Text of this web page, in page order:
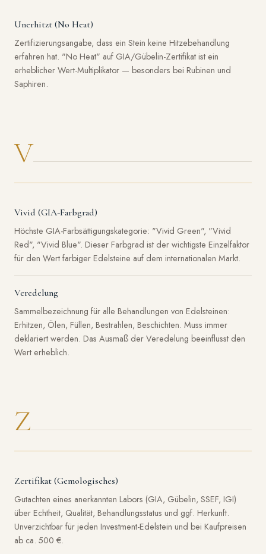
Unerhitzt (No Heat)
Zertifizierungsangabe, dass ein Stein keine Hitzebehandlung
erfahren hat. "No Heat" auf GIA/Gübelin-Zertifikat ist ein
erheblicher Wert-Multiplikator — besonders bei Rubinen und
Saphiren.
V
Vivid (GIA-Farbgrad)
Höchste GIA-Farbsättigungskategorie: "Vivid Green", "Vivid
Red", "Vivid Blue". Dieser Farbgrad ist der wichtigste Einzelfaktor
für den Wert farbiger Edelsteine auf dem internationalen Markt.
Veredelung
Sammelbezeichnung für alle Behandlungen von Edelsteinen:
Erhitzen, Ölen, Füllen, Bestrahlen, Beschichten. Muss immer
deklariert werden. Das Ausmaß der Veredelung beeinflusst den
Wert erheblich.
Z
Zertifikat (Gemologisches)
Gutachten eines anerkannten Labors (GIA, Gübelin, SSEF, IGI)
über Echtheit, Qualität, Behandlungsstatus und ggf. Herkunft.
Unverzichtbar für jeden Investment-Edelstein und bei Kaufpreisen
ab ca. 500 €.